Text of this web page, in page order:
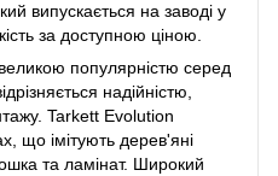
випускається на заводі у
за доступною ціною.
популярністю серед
надійністю,
Tarkett Evolution
що імітують дерев'яні
та ламінат. Широкий